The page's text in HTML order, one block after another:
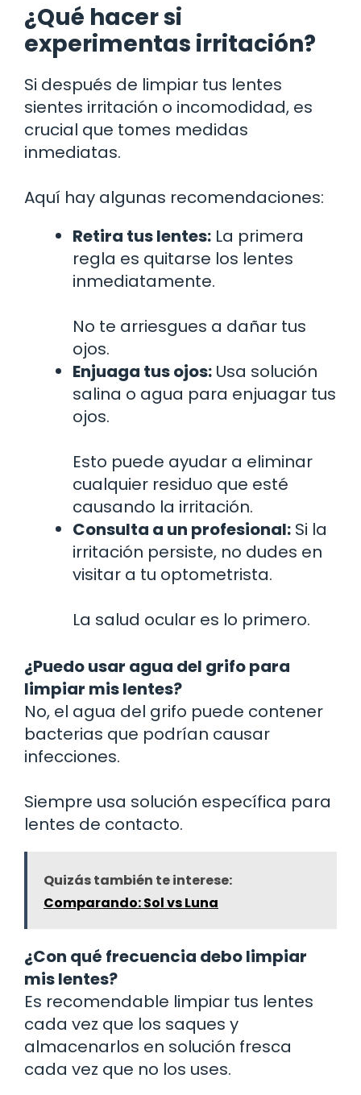
¿Qué hacer si
experimentas irritación?
Si después de limpiar tus lentes
sientes irritación o incomodidad, es
crucial que tomes medidas
inmediatas.
Aquí hay algunas recomendaciones:
Retira tus lentes: La primera
regla es quitarse los lentes
inmediatamente.
No te arriesgues a dañar tus
ojos.
Enjuaga tus ojos: Usa solución
salina o agua para enjuagar tus
ojos.
Esto puede ayudar a eliminar
cualquier residuo que esté
causando la irritación.
Consulta a un profesional: Si la
irritación persiste, no dudes en
visitar a tu optometrista.
La salud ocular es lo primero.
¿Puedo usar agua del grifo para
limpiar mis lentes?
No, el agua del grifo puede contener
bacterias que podrían causar
infecciones.
Siempre usa solución específica para
lentes de contacto.
Quizás también te interese:
Comparando: Sol vs Luna
¿Con qué frecuencia debo limpiar
mis lentes?
Es recomendable limpiar tus lentes
cada vez que los saques y
almacenarlos en solución fresca
cada vez que no los uses.